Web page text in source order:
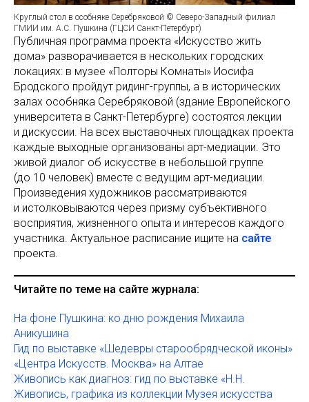
Круглый стол в особняке Серебряковой © Северо-Западный филиал
ГМИИ им. А.С. Пушкина (ГЦСИ Санкт-Петербург)
Публичная программа проекта «Искусство жить
дома» разворачивается в нескольких городских
локациях: в музее «Полторы Комнаты» Иосифа
Бродского пройдут ридинг-группы, а в исторических
залах особняка Серебряковой (здание Европейского
университета в Санкт-Петербурге) состоятся лекции
и дискуссии. На всех выставочных площадках проекта
каждые выходные организованы арт-медиации. Это
живой диалог об искусстве в небольшой группе
(до 10 человек) вместе с ведущим арт-медиации.
Произведения художников рассматриваются
и истолковываются через призму субъективного
восприятия, жизненного опыта и интересов каждого
участника. Актуальное расписание ищите на сайте
проекта.
Читайте по теме на сайте журнала:
На фоне Пушкина: ко дню рождения Михаила
Аникушина
Гид по выставке «Шедевры старообрядческой иконы»
«Центра Искусств. Москва» на Алтае
Живопись как диагноз: гид по выставке «Н.Н.
Живопись, графика из коллекции Музея искусства